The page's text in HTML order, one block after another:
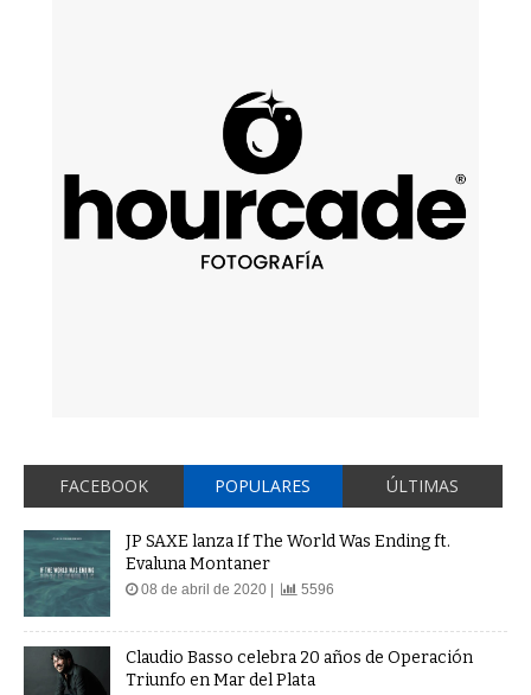
FACEBOOK POPULARES ÚLTIMAS
JP SAXE lanza If The World Was Ending ft.
Evaluna Montaner
08 de abril de 2020 | 5596
Claudio Basso celebra 20 años de Operación
Triunfo en Mar del Plata